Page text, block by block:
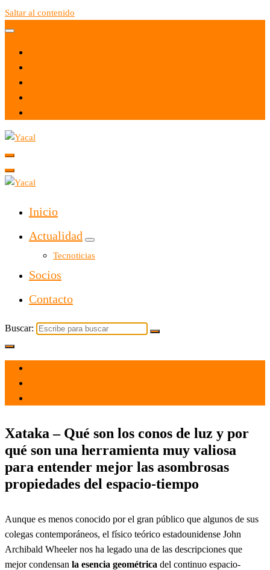
Saltar al contenido
Yacal micro hosting
Inicio
Actualidad
Tecnoticias
Socios
Contacto
Buscar:
Xataka – Qué son los conos de luz y por
qué son una herramienta muy valiosa
para entender mejor las asombrosas
propiedades del espacio-tiempo
Aunque es menos conocido por el gran público que algunos de sus
colegas contemporáneos, el físico teórico estadounidense John
Archibald Wheeler nos ha legado una de las descripciones que
mejor condensan la esencia geométrica del continuo espacio-